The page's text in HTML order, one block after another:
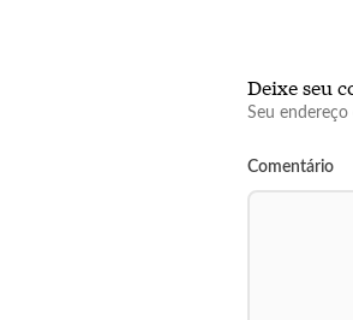
Deixe seu
Seu
Comentário